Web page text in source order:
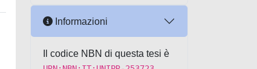
Informazioni
Il codice NBN di questa tesi è